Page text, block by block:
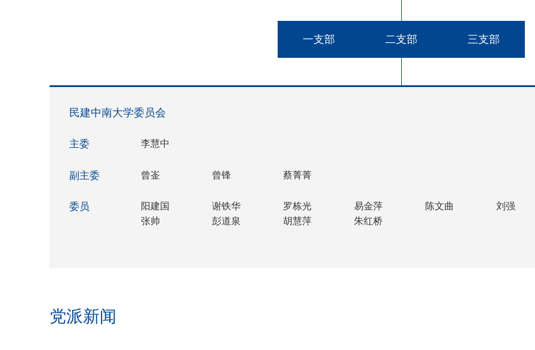
开放和现代化建设、坚持和发展中国共产党领导的多党合
和扩大爱国统一战线、维护安定团结做了大量的工作。
台湾各界人士的联络与交往，促进两岸同胞感情更融洽、合
稳定，促进祖国统一。发展与外国有关政党、团体的友好往
一支部 二支部 三支部
民建中南大学委员会
主委 李慧中
副主委 曾崟 曾锋 蔡菁菁
委员 阳建国 谢铁华 罗栋光 易金萍 陈文曲 刘强
张帅
彭道泉 胡慧萍 朱红桥
党派新闻